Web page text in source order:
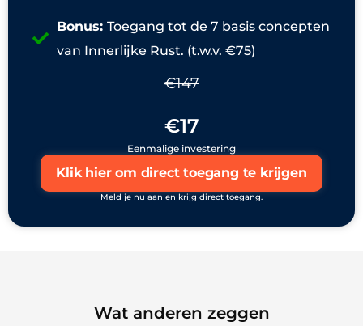
Bonus: Toegang tot de 7 basis concepten
van Innerlijke Rust. (t.w.v. €75)
€147
€17
Eenmalige investering
Klik hier om direct toegang te krijgen
Meld je nu aan en krijg direct toegang.
Wat anderen zeggen